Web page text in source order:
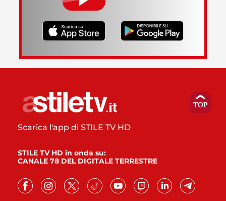
Scarica l'app di STILE TV HD
STILE TV HD in onda su:
CANALE 78 DEL DIGITALE TERRESTRE